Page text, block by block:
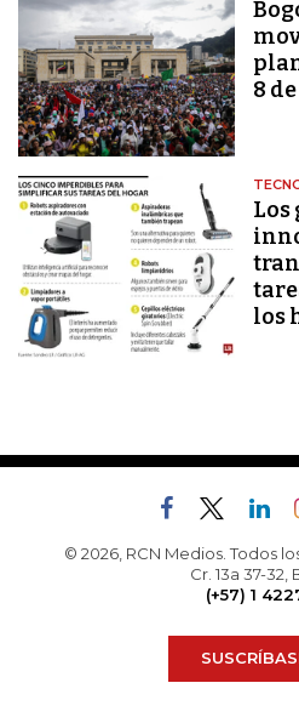
8
Los
los
© 2026, RCN Medios. Todos
Cr. 13a 37-
(+57) 1